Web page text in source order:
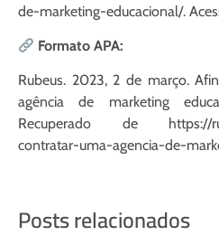
de-marketing-educacional/.
Formato APA:
Rubeus. 2023, 2 de março.
agência de marketing
Recuperado de https://
contratar-uma-agencia-de-
Posts relacionados